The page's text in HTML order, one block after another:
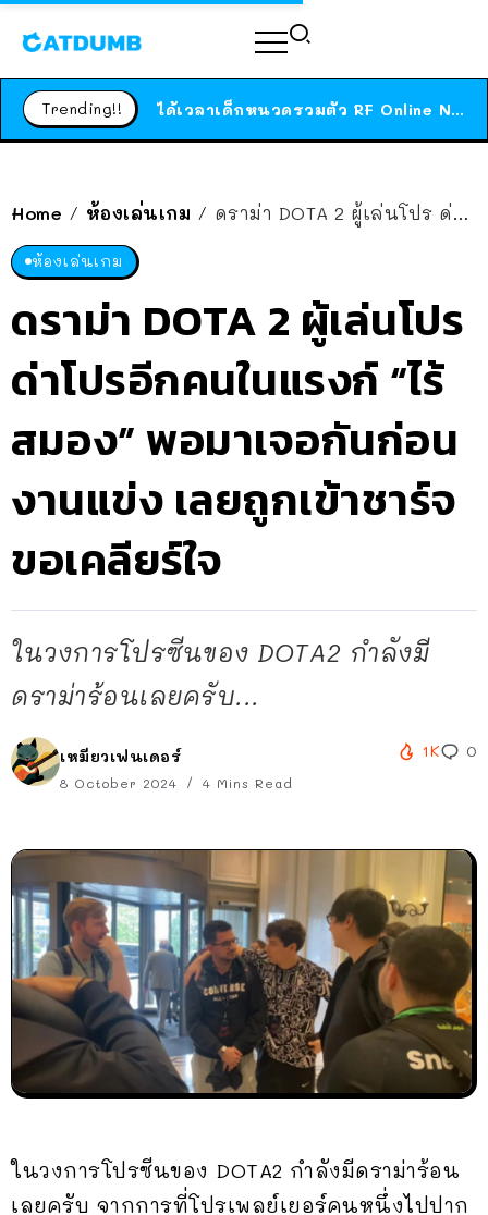
Trending!! ได้เวลาเด็กหนวดรวมตัว RF Online Next เปิดให้เล่นแล้ว เกม Sci-Fi MMORPG ระดับตำนาน เล่นได้ทั้งมือถือและ PC
Home / ห้องเล่นเกม / ดราม่า DOTA 2 ผู้เล่นโปร ด่าโปรอีกคนในแรงก์ “ไร้สมอง” พอมาเจอกันก่อนงานแข่ง เลยถูกเข้าชาร์จ ขอเคลียร์ใจ
ห้องเล่นเกม
ดราม่า DOTA 2 ผู้เล่นโปร
ด่าโปรอีกคนในแรงก์ “ไร้
สมอง” พอมาเจอกันก่อน
งานแข่ง เลยถูกเข้าชาร์จ
ขอเคลียร์ใจ
ในวงการโปรซีนของ DOTA2 กำลังมี
ดราม่าร้อนเลยครับ...
เหมียวเฟนเดอร์
8 October 2024 4 Mins Read
1K 0
ในวงการโปรซีนของ DOTA2 กำลังมีดราม่าร้อน
เลยครับ จากการที่โปรเพลย์เยอร์คนหนึ่งไปปาก